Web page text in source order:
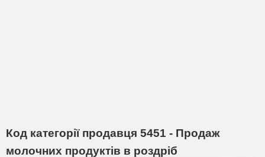
Код категорії продавця 5451 - Продаж
молочних продуктів в роздріб